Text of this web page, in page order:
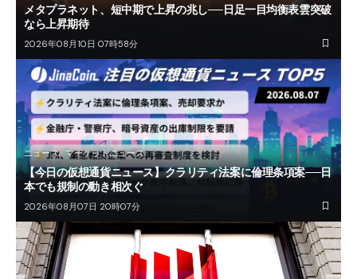
メタプラネット、短中期で上昇の兆し──日足一目均衡表雲突破
なら上昇期待
2026年08月10日 07時58分
ニュース マーケットニュース
【今日の仮想通貨ニュース】クラリティ法案に倫理条項案──日
本でも規制の動き相次ぐ
2026年08月07日 20時07分